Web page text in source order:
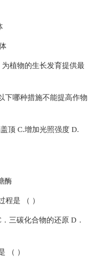
植物的生长发育提供最
下哪种措施不能提高作物
顶 C.增加光照强度 D.
酶
程是 （ ）
三碳化合物的还原 D．
（ ）